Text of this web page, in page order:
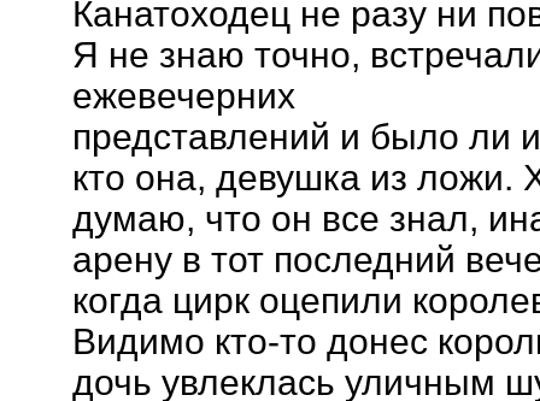
Канатоходец не разу ни
Я не знаю точно,
ежевечерних
представлений и было ли
кто она, девушка из ложи.
думаю, что он все знал,
арену в тот последний
когда цирк оцепили
Видимо кто-то донес
дочь увлеклась уличным